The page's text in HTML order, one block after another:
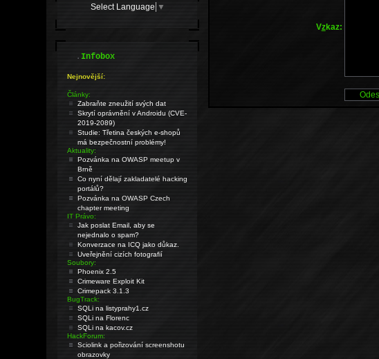
Vzkaz:
Select Language ▼
.Infobox
Nejnovější:
Články:
Zabraňte zneužití svých dat
Skrytí oprávnění v Androidu (CVE-
2019-2089)
Studie: Třetina českých e-shopů
má bezpečnostní problémy!
Aktuality:
Pozvánka na OWASP meetup v
Brně
Co nyní dělají zakladatelé hacking
portálů?
Pozvánka na OWASP Czech
chapter meeting
IT Právo:
Jak poslat Email, aby se
nejednalo o spam?
Konverzace na ICQ jako důkaz.
Uveřejnění cizích fotografií
Soubory:
Phoenix 2.5
Crimeware Exploit Kit
Crimepack 3.1.3
BugTrack:
SQLi na listyprahy1.cz
SQLi na Florenc
SQLi na kacov.cz
HackForum:
Sciolink a pořizování screenshotu
obrazovky